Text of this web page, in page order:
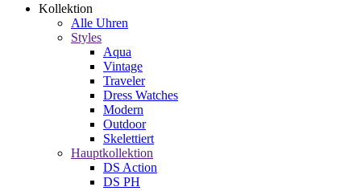
Kollektion
Alle Uhren
Styles
Aqua
Vintage
Traveler
Dress Watches
Modern
Outdoor
Skelettiert
Hauptkollektion
DS Action
DS PH